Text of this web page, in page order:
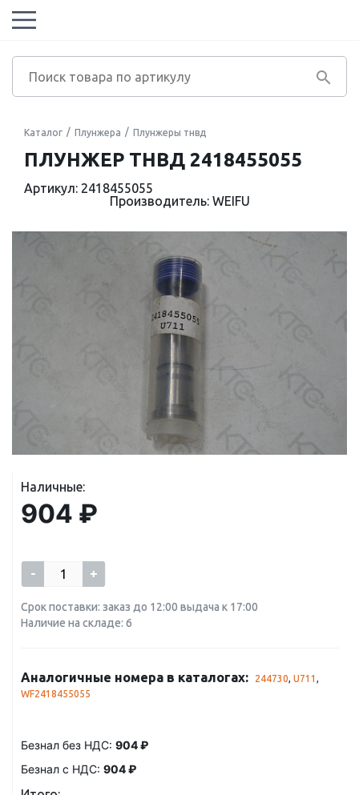
Каталог Плунжера Плунжеры тнвд
ПЛУНЖЕР ТНВД 2418455055
Артикул: 2418455055
Производитель: WEIFU
Наличные:
904 ₽
- +
Срок поставки: заказ до 12:00 выдача к 17:00
Наличие на складе: 6
Аналогичные номера в каталогах: 244730, U711 ,
WF2418455055
Безнал без НДС: 904 ₽
Безнал с НДС: 904 ₽